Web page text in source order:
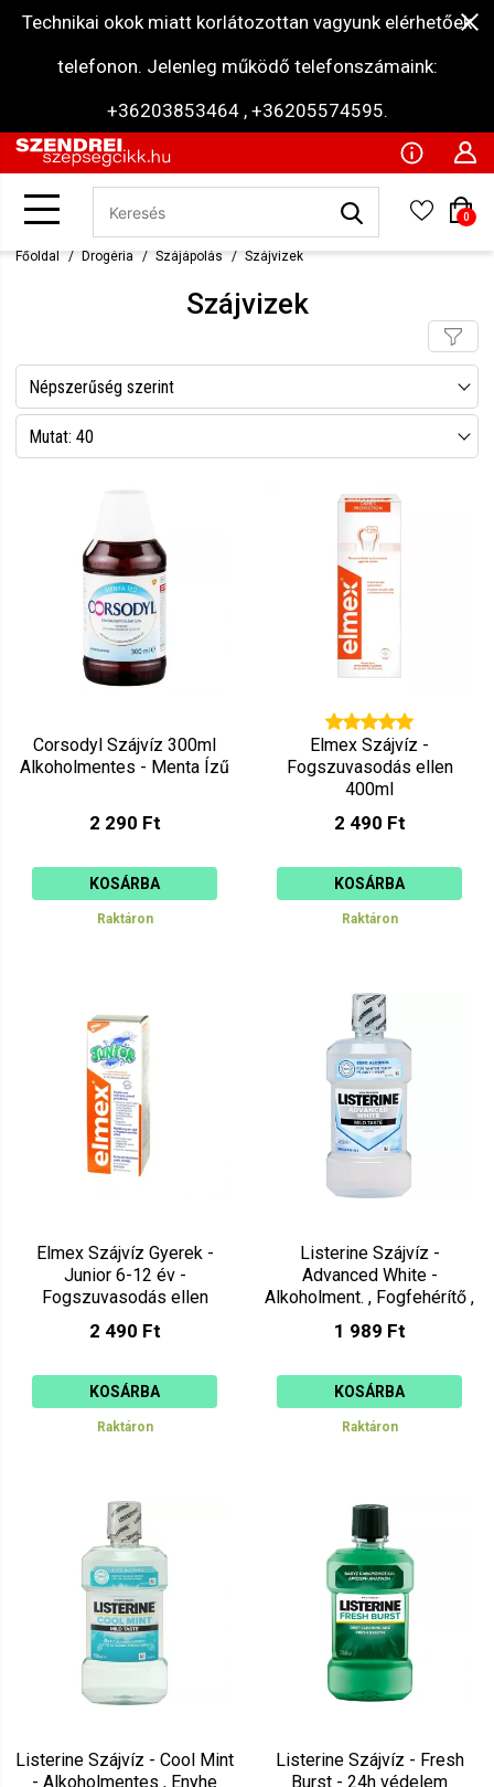
Technikai okok miatt korlátozottan vagyunk elérhetőek
telefonon. Jelenleg működő telefonszámaink:
+36203853464 , +36205574595.
0
Főoldal Drogéria Szájápolás Szájvizek
Szájvizek
Népszerűség szerint
Név szerint csökkenő
Ár szerint növekvő
Mutat: 40
Corsodyl Szájvíz 300ml
Alkoholmentes - Menta Ízű
2 290 Ft
KOSÁRBA
Raktáron
Elmex Szájvíz -
Fogszuvasodás ellen
400ml
2 490 Ft
KOSÁRBA
Raktáron
Elmex Szájvíz Gyerek -
Junior 6-12 év -
Fogszuvasodás ellen
2 490 Ft
KOSÁRBA
Raktáron
Listerine Szájvíz -
Advanced White -
Alkoholment. , Fogfehérítő ,
1 989 Ft
KOSÁRBA
Raktáron
Listerine Szájvíz - Cool Mint
- Alkoholmentes , Enyhe
Listerine Szájvíz - Fresh
Burst - 24h védelem